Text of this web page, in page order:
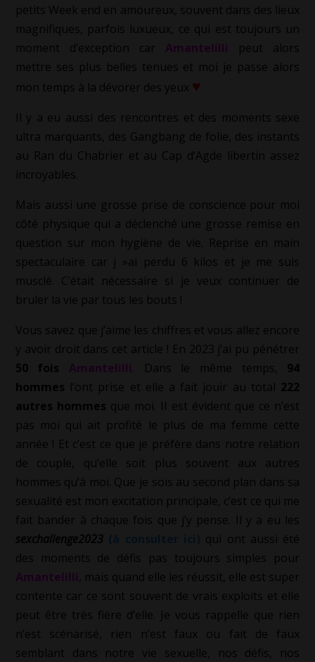
petits Week end en amoureux, souvent dans des lieux
magnifiques, parfois luxueux, ce qui est toujours un
moment d’exception car Amantelilli peut alors
mettre ses plus belles tenues et moi je passe alors
mon temps à la dévorer des yeux ♥
Il y a eu aussi des rencontres et des moments sexe
ultra marquants, des Gangbang de folie, des instants
au Ran du Chabrier et au Cap d’Agde libertin assez
incroyables.
Mais aussi une grosse prise de conscience pour moi
côté physique qui a déclenché une grosse remise en
question sur mon hygiène de vie. Reprise en main
spectaculaire car j »ai perdu 6 kilos et je me suis
musclé. C’était nécessaire si je veux continuer de
bruler la vie par tous les bouts !
Vous savez que j’aime les chiffres et vous allez encore
y avoir droit dans cet article ! En 2023 j’ai pu pénétrer
50 fois Amantelilli . Dans le même temps, 94
hommes l’ont prise et elle a fait jouir au total 222
autres hommes que moi. Il est évident que ce n’est
pas moi qui ait profité le plus de ma femme cette
année ! Et c’est ce que je préfère dans notre relation
de couple, qu’elle soit plus souvent aux autres
hommes qu’à moi. Que je sois au second plan dans sa
sexualité est mon excitation principale, c’est ce qui me
fait bander à chaque fois que j’y pense. Il y a eu les
sexchallenge2023
qui ont aussi été
des moments de défis pas toujours simples pour
Amantelilli , mais quand elle les réussit, elle est super
contente car ce sont souvent de vrais exploits et elle
peut être très fière d’elle. Je vous rappelle que rien
n’est scénarisé, rien n’est faux ou fait de faux
semblant dans notre vie sexuelle, nos défis, nos